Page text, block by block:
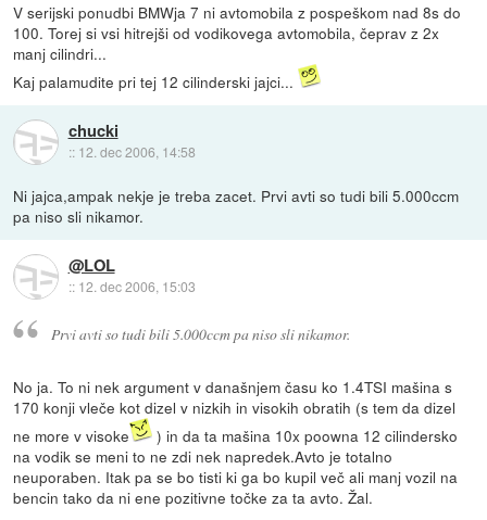
V serijski ponudbi BMWja 7 ni avtomobila z pospeškom nad 8s do
100. Torej si vsi hitrejši od vodikovega avtomobila, čeprav z 2x
manj cilindri...
Kaj palamudite pri tej 12 cilinderski jajci...
chucki
:: 12. dec 2006, 14:58
Ni jajca,ampak nekje je treba zacet. Prvi avti so tudi bili 5.000ccm
pa niso sli nikamor.
@LOL
:: 12. dec 2006, 15:03
Prvi avti so tudi bili 5.000ccm pa niso sli nikamor.
No ja. To ni nek argument v današnjem času ko 1.4TSI mašina s
170 konji vleče kot dizel v nizkih in visokih obratih (s tem da dizel
ne more v visoke
) in da ta mašina 10x poowna 12 cilindersko
na vodik se meni to ne zdi nek napredek.Avto je totalno
neuporaben. Itak pa se bo tisti ki ga bo kupil več ali manj vozil na
bencin tako da ni ene pozitivne točke za ta avto. Žal.